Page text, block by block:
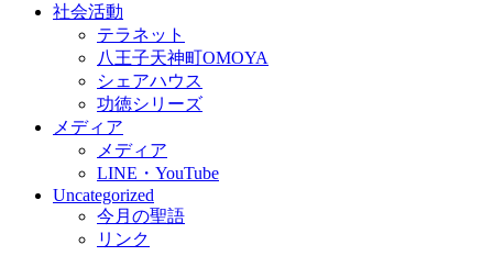
社会活動
テラネット
八王子天神町OMOYA
シェアハウス
功徳シリーズ
メディア
メディア
LINE・YouTube
Uncategorized
今月の聖語
リンク